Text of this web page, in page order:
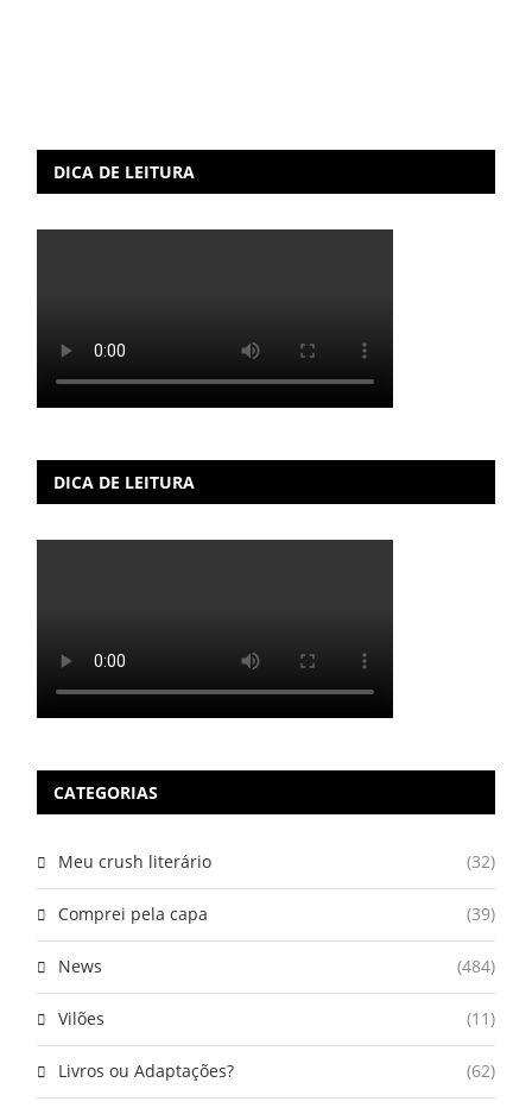
DICA DE LEITURA
DICA DE LEITURA
CATEGORIAS
Meu crush literário (32)
Comprei pela capa (39)
News (484)
Vilões (11)
Livros ou Adaptações? (62)